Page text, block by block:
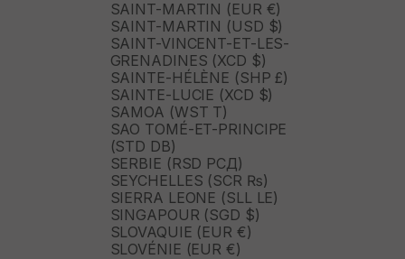
SAINT-MARTIN (EUR €)
SAINT-MARTIN (USD $)
SAINT-VINCENT-ET-LES-
GRENADINES (XCD $)
SAINTE-HÉLÈNE (SHP £)
SAINTE-LUCIE (XCD $)
SAMOA (WST T)
SAO TOMÉ-ET-PRINCIPE
(STD DB)
SERBIE (RSD РСД)
SEYCHELLES (SCR ₨)
SIERRA LEONE (SLL LE)
SINGAPOUR (SGD $)
SLOVAQUIE (EUR €)
SLOVÉNIE (EUR €)